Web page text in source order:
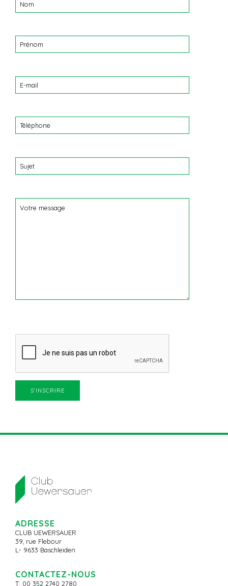
ADRESSE
CLUB UEWERSAUER
39, rue Flebour
L- 9633 Baschleiden
CONTACTEZ-NOUS
T: 00 352 2740 2780